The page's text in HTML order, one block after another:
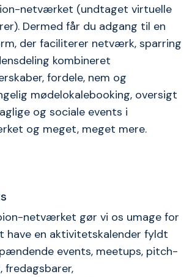
netværket (undtaget virtuelle
Dermed får du adgang til en
der faciliterer netværk, sparring
kombineret
fordele, nem og
mødelokalebooking, oversigt
og sociale events i
og meget, meget mere.
netværket gør vi os umage for
have en aktivitetskalender fyldt
events, meetups, pitch-
fredagsbarer,